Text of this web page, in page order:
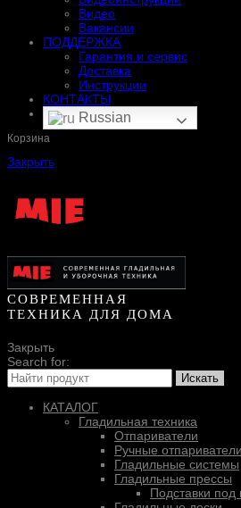
Видео
Вакансии
ПОДДЕРЖКА
Гарантия и сервис
Доставка
Инструкции
КОНТАКТЫ
Russian
Корзина
Закрыть
СОВРЕМЕННАЯ
ТЕХНИКА ДЛЯ ДОМА
Закрыть
Search for:
Искать
КАТАЛОГ
Гладильная техника
Отпариватели
Ручные отпариватели
Гладильные системы
Гладильные прессы
Подставки под